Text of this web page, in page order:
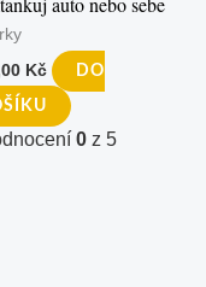
Kč DO
0 z 5